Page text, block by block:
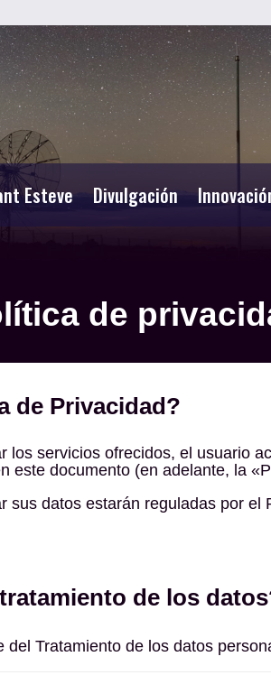
Esteve Divulgación
de
de Privacidad?
servicios ofrecidos, el usuario
este documento (en adelante, la
datos estarán reguladas por
de los
Tratamiento de los datos